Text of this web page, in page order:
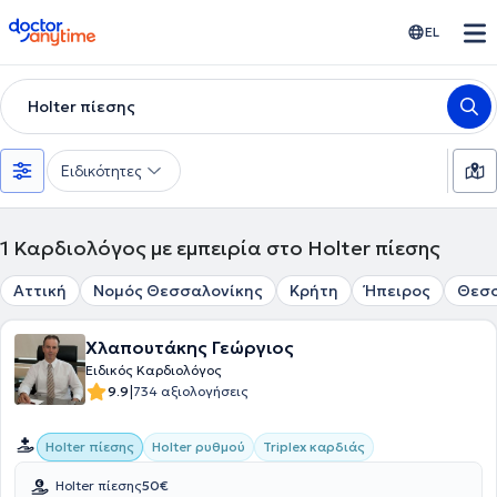
doctoranytime EL
Holter πίεσης
Ειδικότητες
1 Καρδιολόγος με εμπειρία στο Holter πίεσης
Αττική Νομός Θεσσαλονίκης Κρήτη Ήπειρος
Χλαπουτάκης Γεώργιος
Ειδικός Καρδιολόγος
9.9|734 αξιολογήσεις
Holter πίεσης Holter ρυθμού Triplex καρδιάς
Holter πίεσης50€